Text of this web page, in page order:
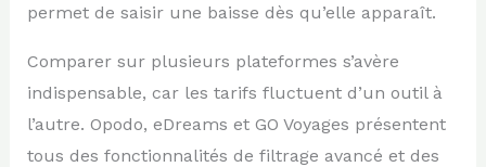
permet de saisir une baisse dès qu’elle apparaît.
Comparer sur plusieurs plateformes s’avère
indispensable, car les tarifs fluctuent d’un outil à
l’autre. Opodo, eDreams et GO Voyages présentent
tous des fonctionnalités de filtrage avancé et des